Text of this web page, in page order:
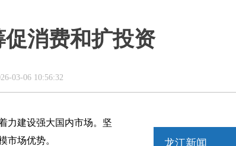
消费和扩投资
03-06 10:56:32
力建设强大国内市场。坚
市场优势。